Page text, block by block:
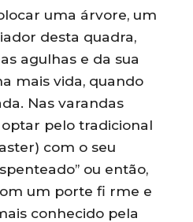
uma árvore, um
desta quadra,
agulhas e da sua
mais vida, quando
Nas varandas
pelo tradicional
com o seu
ou então,
um porte fi rme e
conhecido pela